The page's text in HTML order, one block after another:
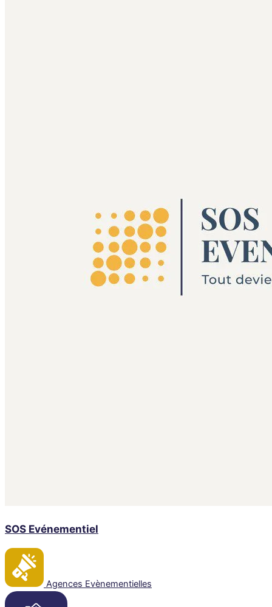
SOS Evénementiel
Agences Evènementielles